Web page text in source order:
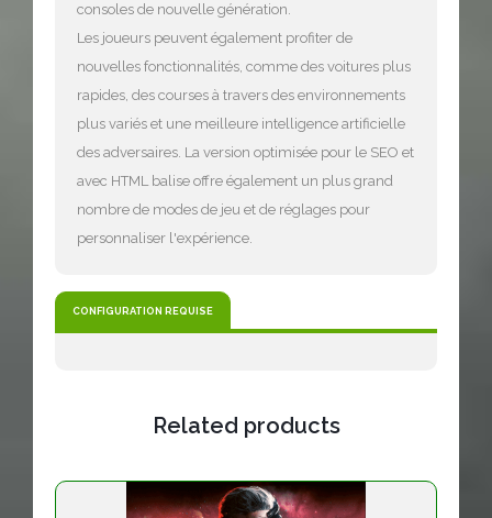
consoles de nouvelle génération.
Les joueurs peuvent également profiter de
nouvelles fonctionnalités, comme des voitures plus
rapides, des courses à travers des environnements
plus variés et une meilleure intelligence artificielle
des adversaires. La version optimisée pour le SEO et
avec HTML balise offre également un plus grand
nombre de modes de jeu et de réglages pour
personnaliser l'expérience.
CONFIGURATION REQUISE
Related products